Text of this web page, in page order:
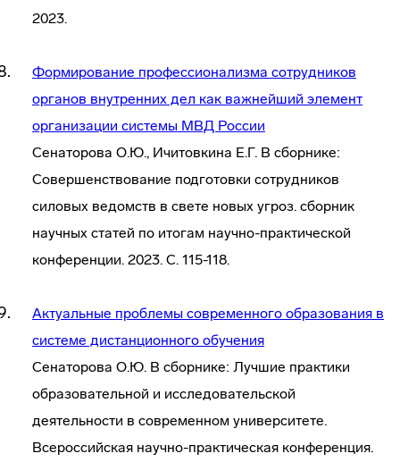
2023.
Формирование профессионализма сотрудников
органов внутренних дел как важнейший элемент
организации системы МВД России
Сенаторова О.Ю., Ичитовкина Е.Г. В сборнике:
Совершенствование подготовки сотрудников
силовых ведомств в свете новых угроз. сборник
научных статей по итогам научно-практической
конференции. 2023. С. 115-118.
Актуальные проблемы современного образования в
системе дистанционного обучения
Сенаторова О.Ю. В сборнике: Лучшие практики
образовательной и исследовательской
деятельности в современном университете.
Всероссийская научно-практическая конференция.